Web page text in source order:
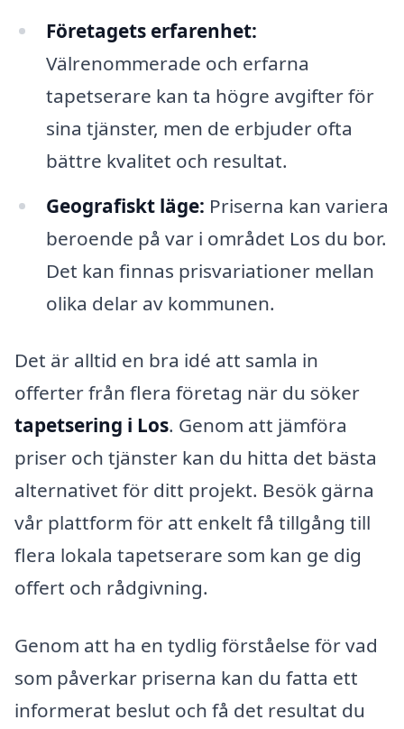
Företagets erfarenhet:
Välrenommerade och erfarna
tapetserare kan ta högre avgifter för
sina tjänster, men de erbjuder ofta
bättre kvalitet och resultat.
Geografiskt läge: Priserna kan variera
beroende på var i området Los du bor.
Det kan finnas prisvariationer mellan
olika delar av kommunen.
Det är alltid en bra idé att samla in
offerter från flera företag när du söker
tapetsering i Los. Genom att jämföra
priser och tjänster kan du hitta det bästa
alternativet för ditt projekt. Besök gärna
vår plattform för att enkelt få tillgång till
flera lokala tapetserare som kan ge dig
offert och rådgivning.
Genom att ha en tydlig förståelse för vad
som påverkar priserna kan du fatta ett
informerat beslut och få det resultat du